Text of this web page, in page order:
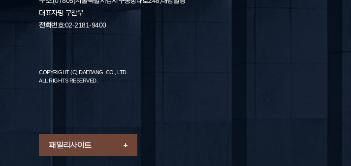
대표자명 : 구찬우
전화번호 : 02-2181-9400
COPYRIGHT (C) DAEBANG. CO., LTD.
ALL RIGHTS RESERVED.
패밀리 사이트